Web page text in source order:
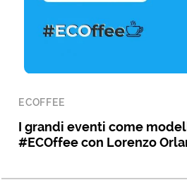
ECOFFEE
I grandi eventi come
#ECOffee con Lorenzo